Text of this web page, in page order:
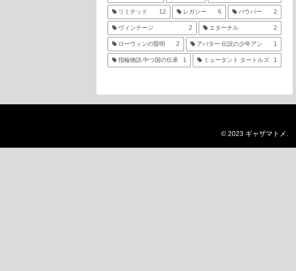
リミテッド 12 レガシー 6 パウパー 2
ヴィンテージ 2 エターナル 2
ローウィンの昏明 2 アバター 伝説の少年アン 1
指輪物語:中つ国の伝承 1 ミュータント タートルズ 1
© 2023 ギャザマトメ.